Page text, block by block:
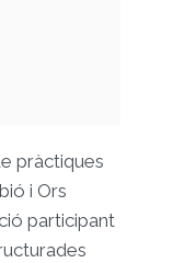
pràctiques
i Ors
participant